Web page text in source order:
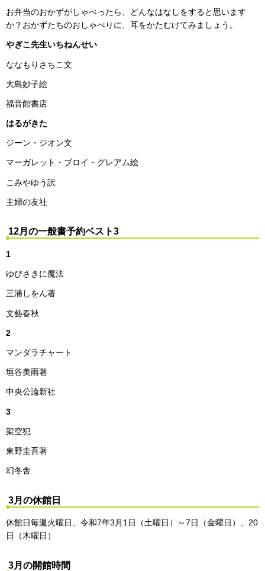
お弁当のおかずがしゃべったら、どんなはなしをすると思います
か？おかずたちのおしゃべりに、耳をかたむけてみましょう。
やぎこ先生いちねんせい
ななもりさちこ文
大島妙子絵
福音館書店
はるがきた
ジーン・ジオン文
マーガレット・ブロイ・グレアム絵
こみやゆう訳
主婦の友社
12月の一般書予約ベスト3
1
ゆびさきに魔法
三浦しをん著
文藝春秋
2
マンダラチャート
垣谷美雨著
中央公論新社
3
架空犯
東野圭吾著
幻冬舎
3月の休館日
休館日毎週火曜日、令和7年3月1日（土曜日）～7日（金曜日）、20
日（木曜日）
3月の開館時間